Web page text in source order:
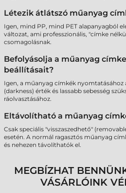
Létezik átlátszó műanyag
Igen, mind PP, mind PET alapanyagból
változat, ami professzionális, "címke
csomagolásnak.
Befolyásolja a műanyag
beállításait?
Igen, a műanyag címkék
(darkness) érték és lassabb sebesség
ráolvasztásához.
Eltávolítható a műanyag
Csak speciális "visszaszedhető"
esetén. A normál ragasztós műanyag
és nehezen távolíthatók el.
MEGBÍZHAT
VÁSÁRLÓINK